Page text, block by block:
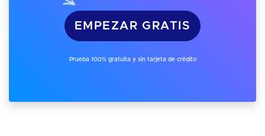
EMPEZAR GRATIS
Prueba 100% gratuita y sin tarjeta de crédito